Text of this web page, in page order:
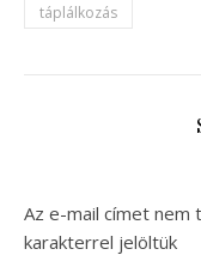
táplálkozás
Az e-mail címet nem
karakterrel jelöltük